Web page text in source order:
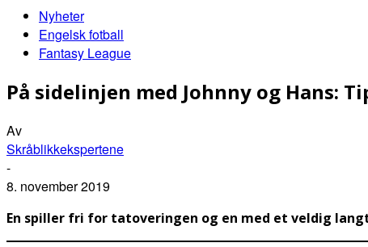
Nyheter
Engelsk fotball
Fantasy League
På sidelinjen med Johnny og Hans:
Av
Skråblikkekspertene
-
8. november 2019
En spiller fri for tatoveringen og en med et veldig